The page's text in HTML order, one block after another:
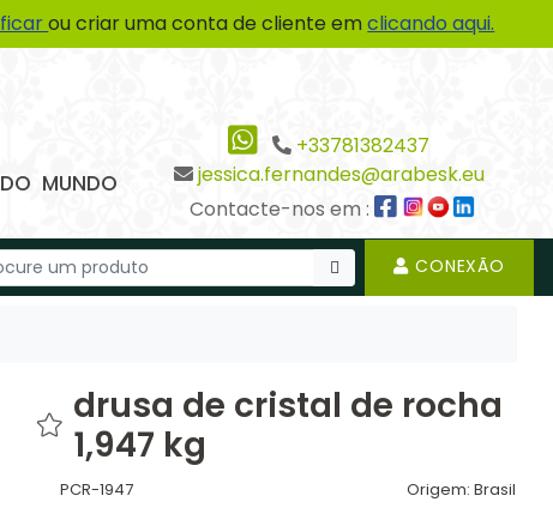
ou criar uma conta de cliente emclicando aqui.
MUNDO
+33781382437
jessica.fernandes@arabesk.eu
Contacte-nos em :
CONEXÃO
drusa de cristal de rocha
1,947 kg
PCR-1947 Origem:Brasil